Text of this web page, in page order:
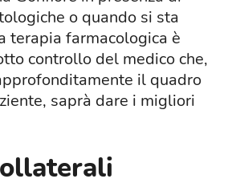
o quando si sta
terapia farmacologica è
controllo del medico che,
il quadro
saprà dare i migliori